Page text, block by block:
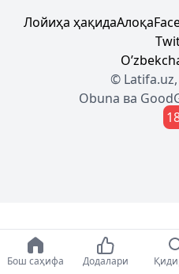
Лойиҳа ҳақидаАлоқа
© Latifa.uz,
Obuna ва
Бош саҳифа Додалари